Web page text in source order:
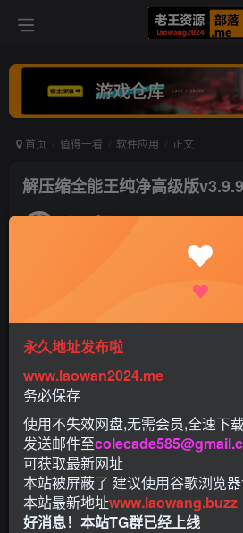
首页 值得一看 软件应用 正文
解压缩全能王纯净高级版v3.9.9
老王
永久地址发布啦
www.laowan2024.me
务必保存
使用不失效网盘,无需会员,全速下
发送邮件至
可获取最新网址
本站被屏蔽了 建议使用谷歌浏览
本站最新地址www.laowang.buzz
好消息！本站TG群已经上线